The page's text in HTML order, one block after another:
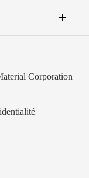
Corporation